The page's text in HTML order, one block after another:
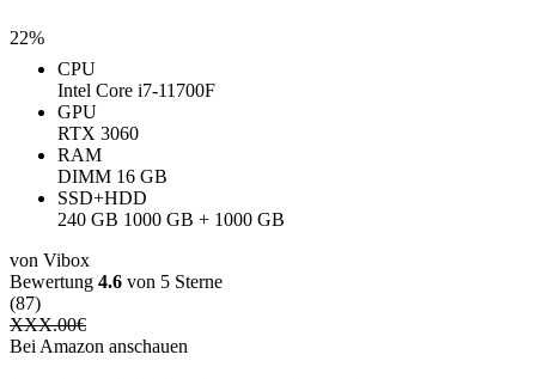
22%
CPU
Intel Core i7-11700F
GPU
‎RTX 3060
RAM
‎DIMM ‎16 GB
SSD+HDD
240 GB 1000 GB + 1000 GB
von Vibox
Bewertung 4.6 von 5 Sterne
(87)
XXX.00€
Bei Amazon anschauen